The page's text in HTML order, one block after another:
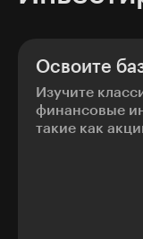
Освоите
Изучите
финансовые
такие как